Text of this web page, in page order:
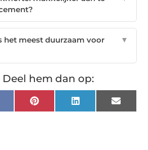
het meest duurzaam voor
▼
hem dan op:
Pinterest LinkedIn Email